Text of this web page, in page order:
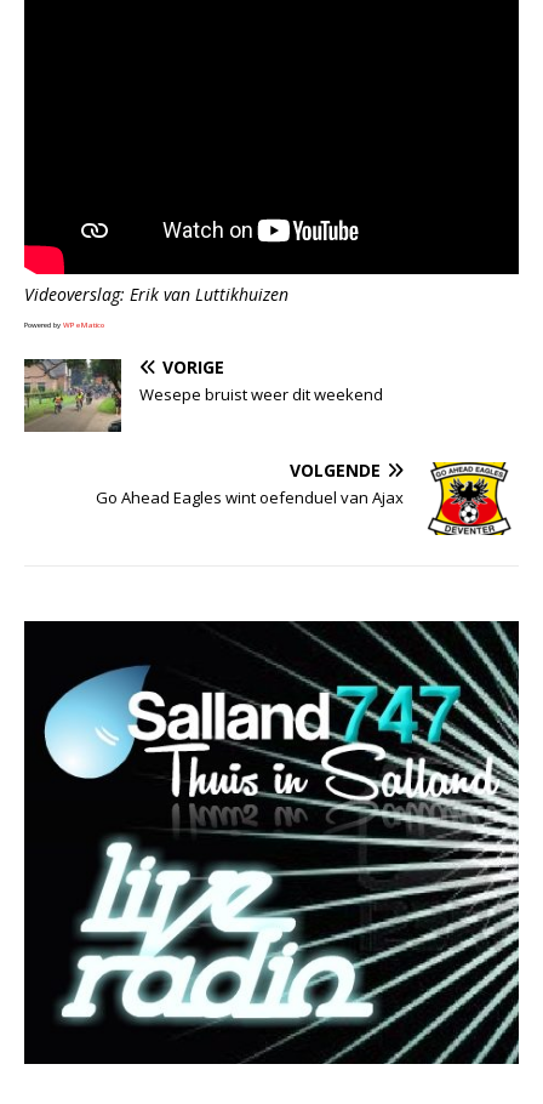
Videoverslag: Erik van Luttikhuizen
Powered by WPeMatico
VORIGE
Wesepe bruist weer dit weekend
VOLGENDE
Go Ahead Eagles wint oefenduel van Ajax